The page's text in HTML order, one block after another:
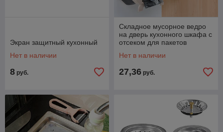
Экран защитный кухонный
Нет в наличии
8 руб.
Складное мусорное ведро
на дверь кухонного шкафа с
отсеком для пакетов
Нет в наличии
27,36 руб.